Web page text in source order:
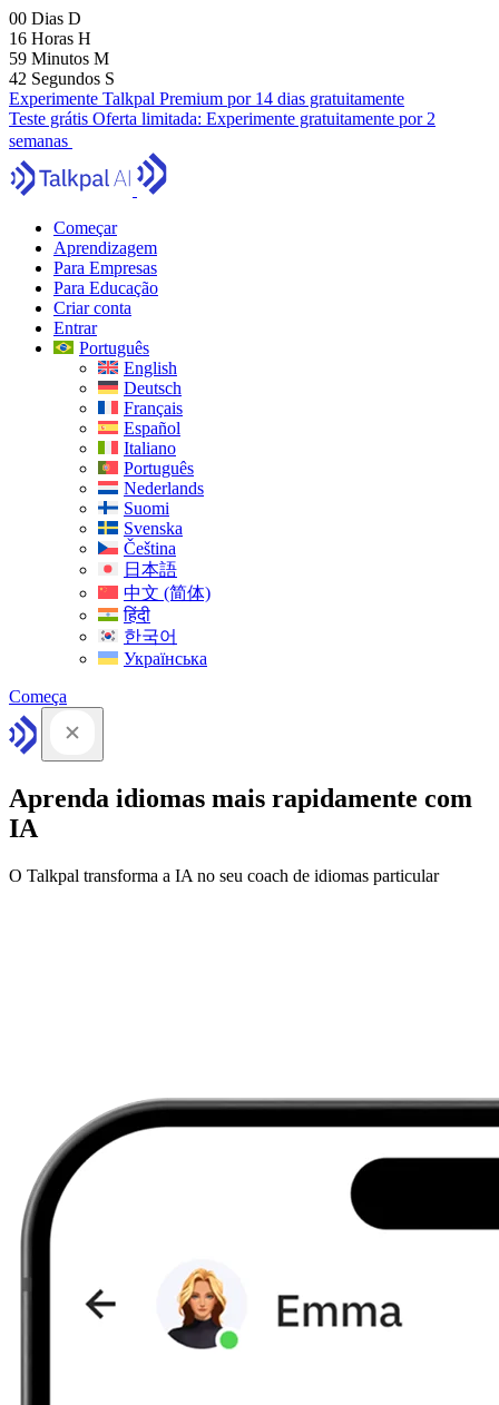
00 Dias D
16 Horas H
59 Minutos M
41 Segundos S
Experimente Talkpal Premium por 14 dias gratuitamente
Teste grátis Oferta limitada: Experimente gratuitamente por 2
semanas
Começar
Aprendizagem
Para Empresas
Para Educação
Criar conta
Entrar
Português
English
Deutsch
Français
Español
Italiano
Português
Nederlands
Suomi
Svenska
Čeština
日本語
中文 (简体)
हिंदी
한국어
Українська
Começa
Aprenda idiomas mais rapidamente com
IA
O Talkpal transforma a IA no seu coach de idiomas particular